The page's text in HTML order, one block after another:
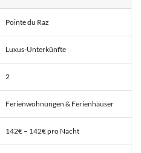
Pointe du Raz
Luxus-Unterkünfte
2
Ferienwohnungen & Ferienhäuser
142€ – 142€ pro Nacht